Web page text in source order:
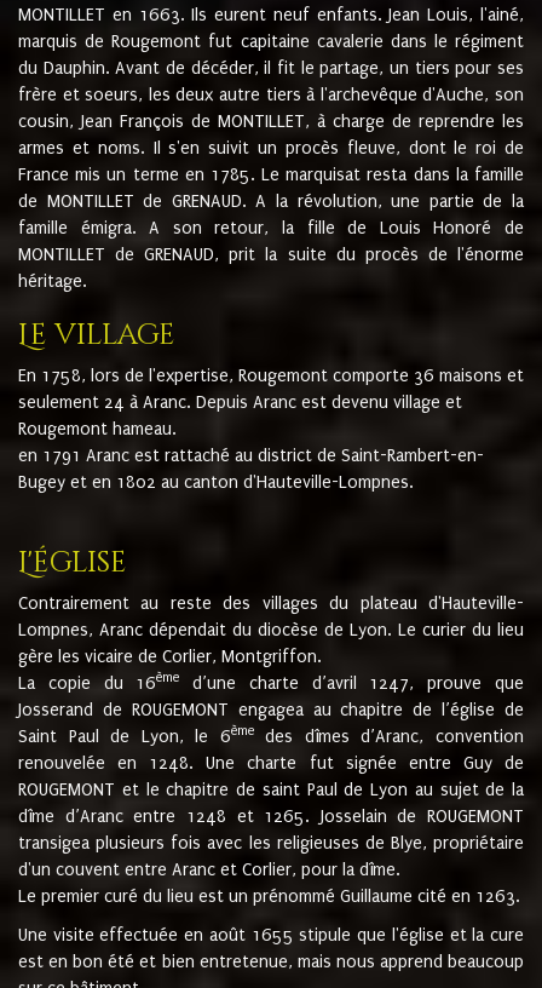
MONTILLET en 1663. Ils eurent neuf enfants. Jean Louis, l'ainé,
marquis de Rougemont fut capitaine cavalerie dans le régiment
du Dauphin. Avant de décéder, il fit le partage, un tiers pour ses
frère et soeurs, les deux autre tiers à l'archevêque d'Auche, son
cousin, Jean François de MONTILLET, à charge de reprendre les
armes et noms. Il s'en suivit un procès fleuve, dont le roi de
France mis un terme en 1785. Le marquisat resta dans la famille
de MONTILLET de GRENAUD. A la révolution, une partie de la
famille émigra. A son retour, la fille de Louis Honoré de
MONTILLET de GRENAUD, prit la suite du procès de l'énorme
héritage.
Le village
En 1758, lors de l'expertise, Rougemont comporte 36 maisons et
seulement 24 à Aranc. Depuis Aranc est devenu village et
Rougemont hameau.
en 1791 Aranc est rattaché au district de Saint-Rambert-en-
Bugey et en 1802 au canton d'Hauteville-Lompnes.
L'église
Contrairement au reste des villages du plateau d'Hauteville-
Lompnes, Aranc dépendait du diocèse de Lyon. Le curier du lieu
gère les vicaire de Corlier, Montgriffon.
La copie du 16ème
d’une charte d’avril 1247, prouve que
Josserand de ROUGEMONT engagea au chapitre de l’église de
Saint Paul de Lyon, le 6èmedes dîmes d’Aranc, convention
renouvelée en 1248. Une charte fut signée entre Guy de
ROUGEMONT et le chapitre de saint Paul de Lyon au sujet de la
dîme d’Aranc entre 1248 et 1265. Josselain de ROUGEMONT
transigea plusieurs fois avec les religieuses de Blye, propriétaire
d'un couvent entre Aranc et Corlier, pour la dîme.
Le premier curé du lieu est un prénommé Guillaume cité en 1263.
Une visite effectuée en août 1655 stipule que l'église et la cure
est en bon été et bien entretenue, mais nous apprend beaucoup